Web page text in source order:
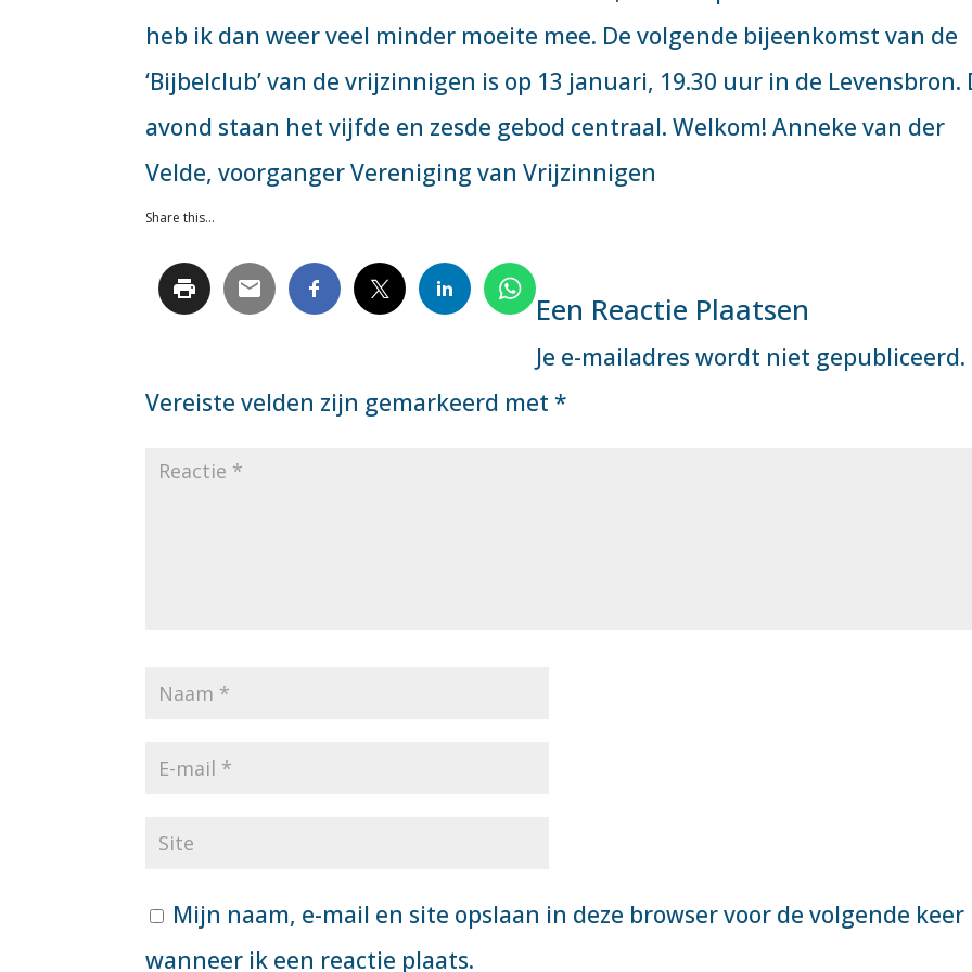
heb ik dan weer veel minder moeite mee. De volgende bijeenkomst van de
‘Bijbelclub’ van de vrijzinnigen is op 13 januari, 19.30 uur in de Levensbron.
avond staan het vijfde en zesde gebod centraal. Welkom! Anneke van der
Velde, voorganger Vereniging van Vrijzinnigen
Share this...
Een Reactie Plaatsen
Je e-mailadres wordt niet gepubliceerd.
Vereiste velden zijn gemarkeerd met *
Mijn naam, e-mail en site opslaan in deze browser voor de volgende keer
wanneer ik een reactie plaats.